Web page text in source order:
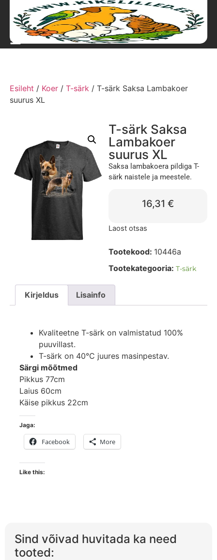
Esileht / Koer / T-särk / T-särk Saksa Lambakoer
suurus XL
T-särk Saksa
Lambakoer
suurus XL
Saksa lambakoera pildiga T-
särk naistele ja meestele.
16,31 €
Laost otsas
Tootekood: 10446a
Tootekategooria: T-särk
Kirjeldus Lisainfo
Kvaliteetne T-särk on valmistatud 100%
puuvillast.
T-särk on 40°C juures masinpestav.
Särgi mõõtmed
Pikkus 77cm
Laius 60cm
Käise pikkus 22cm
Jaga:
Facebook More
Like this:
Sind võivad huvitada ka need
tooted: